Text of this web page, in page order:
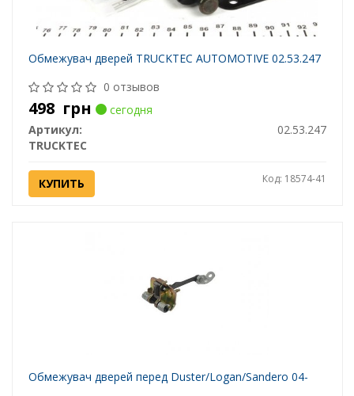
Обмежувач дверей TRUCKTEC AUTOMOTIVE 02.53.247
0 отзывов
498 грн
сегодня
Артикул:
02.53.247
TRUCKTEC
КУПИТЬ Код: 18574-41
Обмежувач дверей перед Duster/Logan/Sandero 04-